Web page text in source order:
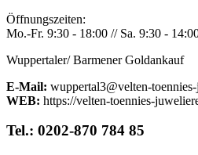
Öffnungszeiten:
Mo.-Fr. 9:30 - 18:00 // Sa. 9:30 -
Wuppertaler/ Barmener Goldankauf
E-Mail: wuppertal3@velten-
WEB: https://velten-toennies-
Tel.: 0202-870 784 85